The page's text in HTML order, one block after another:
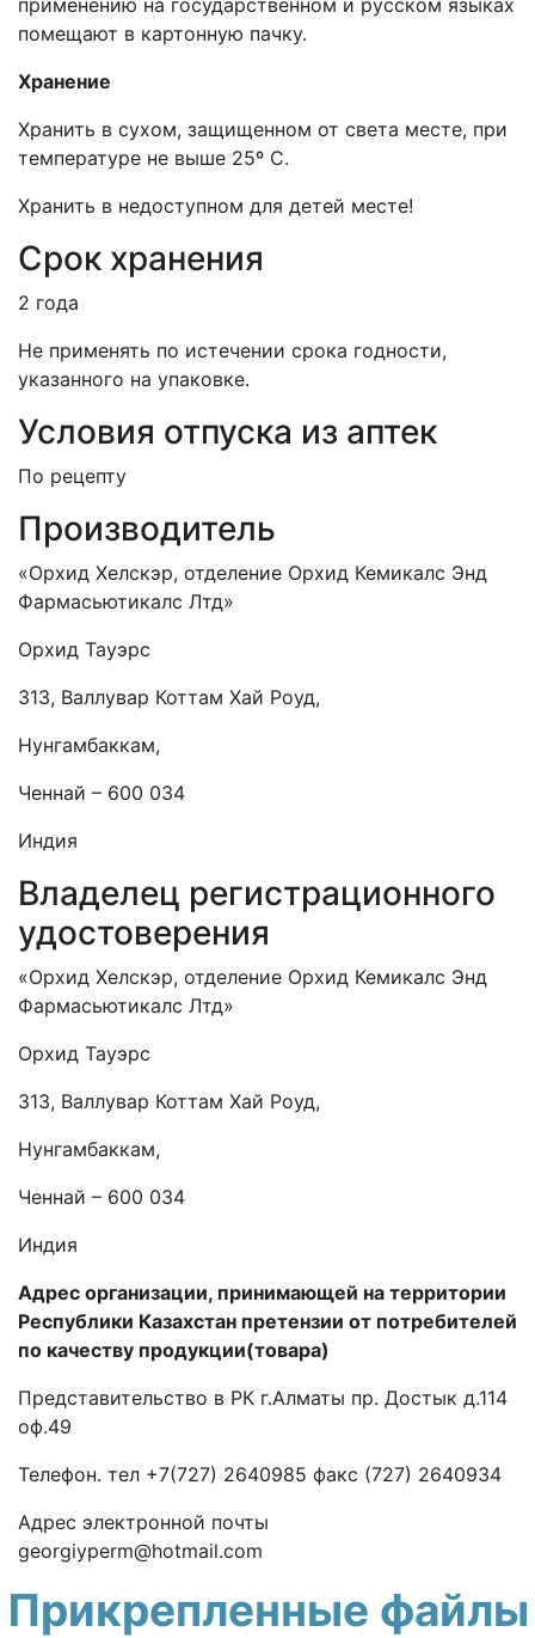
применению на государственном и русском языках
помещают в картонную пачку.
Хранение
Хранить в сухом, защищенном от света месте, при
температуре не выше 25º С.
Хранить в недоступном для детей месте!
Срок хранения
2 года
Не применять по истечении срока годности,
указанного на упаковке.
Условия отпуска из аптек
По рецепту
Производитель
«Орхид Хелскэр, отделение Орхид Кемикалс Энд
Фармасьютикалс Лтд»
Орхид Тауэрс
313, Валлувар Коттам Хай Роуд,
Нунгамбаккам,
Ченнай – 600 034
Индия
Владелец регистрационного
удостоверения
«Орхид Хелскэр, отделение Орхид Кемикалс Энд
Фармасьютикалс Лтд»
Орхид Тауэрс
313, Валлувар Коттам Хай Роуд,
Нунгамбаккам,
Ченнай – 600 034
Индия
Адрес организации, принимающей на территории
Республики Казахстан претензии от потребителей
по качеству продукции(товара)
Представительство в РК г.Алматы пр. Достык д.114
оф.49
Телефон. тел +7(727) 2640985 факс (727) 2640934
Адрес электронной почты
georgiyperm@hotmail.com
Прикрепленные файлы